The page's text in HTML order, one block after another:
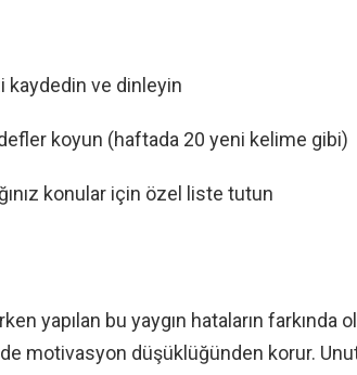
kaydedin ve dinleyin
koyun (haftada 20 yeni kelime gibi)
konular için özel liste tutun
yapılan bu yaygın hataların farkında
motivasyon düşüklüğünden korur.